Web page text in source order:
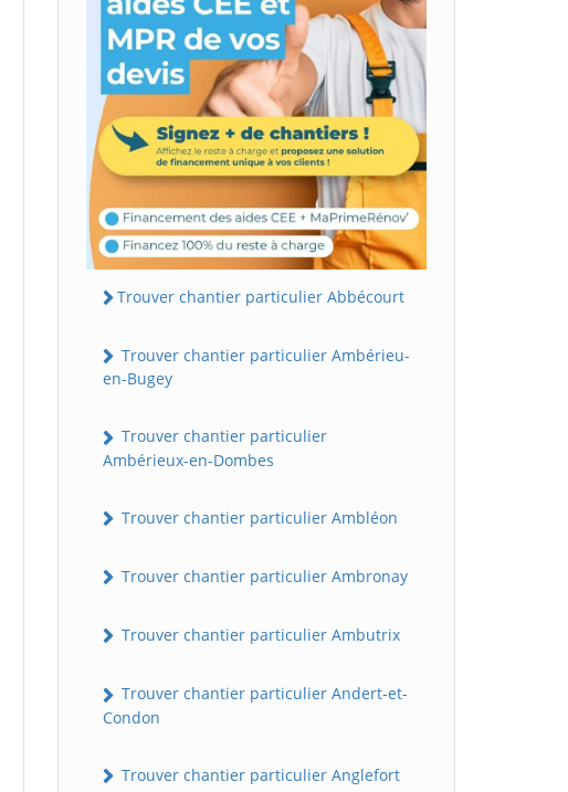
Trouver chantier particulier Abbécourt
Trouver chantier particulier Ambérieu-
en-Bugey
Trouver chantier particulier
Ambérieux-en-Dombes
Trouver chantier particulier Ambléon
Trouver chantier particulier Ambronay
Trouver chantier particulier Ambutrix
Trouver chantier particulier Andert-et-
Condon
Trouver chantier particulier Anglefort